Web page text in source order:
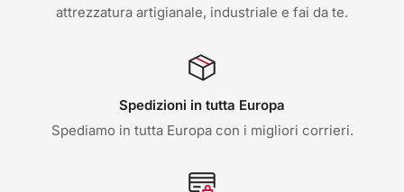
attrezzatura artigianale, industriale e fai da te.
Spedizioni in tutta Europa
Spediamo in tutta Europa con i migliori corrieri.